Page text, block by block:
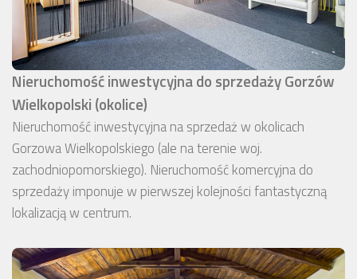
Nieruchomość inwestycyjna do sprzedaży Gorzów
Wielkopolski (okolice)
Nieruchomość inwestycyjna na sprzedaż w okolicach
Gorzowa Wielkopolskiego (ale na terenie woj.
zachodniopomorskiego). Nieruchomość komercyjna do
sprzedaży imponuje w pierwszej kolejności fantastyczną
lokalizacją w centrum.